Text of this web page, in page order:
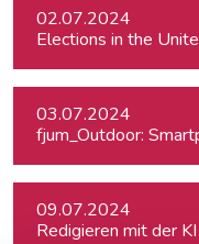
02.07.2024
Elections in the
03.07.2024
fjum_Outdoor:
09.07.2024
Redigieren mit der KI